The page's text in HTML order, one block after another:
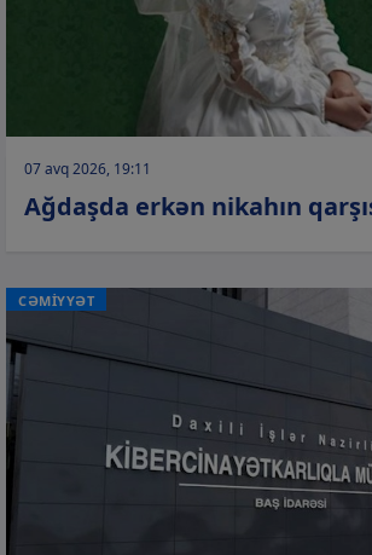
07 avq 2026, 19:11
Ağdaşda erkən nikahın
CƏMİYYƏT